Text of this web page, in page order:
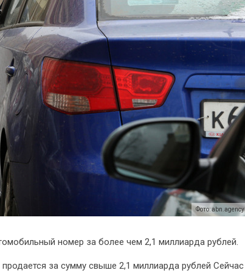
Фото: abn.agency
номер за более чем 2,1 миллиарда рублей.
за сумму свыше 2,1 миллиарда рублей Сейчас